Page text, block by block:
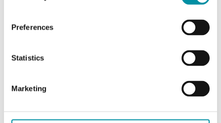
Preferences
Statistics
Marketing